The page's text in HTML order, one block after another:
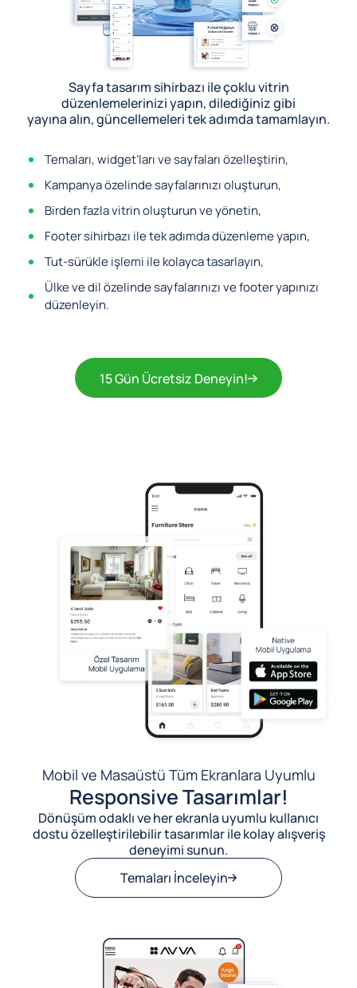
Sayfa tasarım sihirbazı ile çoklu vitrin
düzenlemelerinizi yapın, dilediğiniz gibi
yayına alın, güncellemeleri tek adımda tamamlayın.
Temaları, widget’ları ve sayfaları özelleştirin,
Kampanya özelinde sayfalarınızı oluşturun,
Birden fazla vitrin oluşturun ve yönetin,
Footer sihirbazı ile tek adımda düzenleme yapın,
Tut-sürükle işlemi ile kolayca tasarlayın,
Ülke ve dil özelinde sayfalarınızı ve footer yapınızı
düzenleyin.
15 Gün Ücretsiz Deneyin!
Mobil ve Masaüstü Tüm Ekranlara Uyumlu
Responsive Tasarımlar!
Dönüşüm odaklı ve her ekranla uyumlu kullanıcı
dostu özelleştirilebilir tasarımlar ile kolay alışveriş
deneyimi sunun.
Temaları İnceleyin